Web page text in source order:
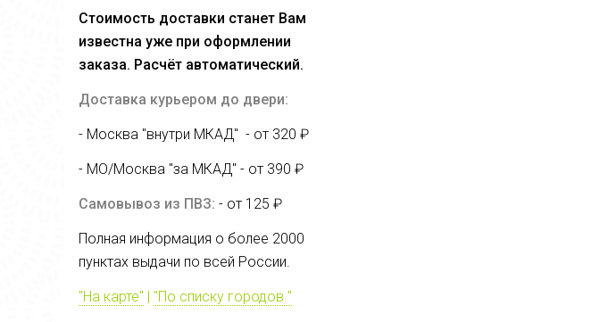
Стоимость доставки станет Вам
известна уже при оформлении
заказа. Расчёт автоматический.
Доставка курьером до двери:
- Москва "внутри МКАД" - от 320 ₽
- МО/Москва "за МКАД" - от 390 ₽
Самовывоз из ПВЗ: - от 125 ₽
Полная информация о более 2000
пунктах выдачи по всей России.
"На карте" | "По списку городов "